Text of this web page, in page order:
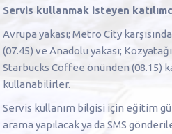
Servis kullanmak isteyen
Avrupa yakası; Metro City
(07.45) ve Anadolu yakası;
Starbucks Coffee önünden (08.15)
kullanabilirler.
Servis kullanım bilgisi için eğitim
arama yapılacak ya da SMS